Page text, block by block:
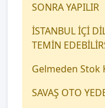
SONRA YAPILIR
İSTANBUL İÇİ
TEMİN
Gelmeden Stok
SAVAŞ OTO